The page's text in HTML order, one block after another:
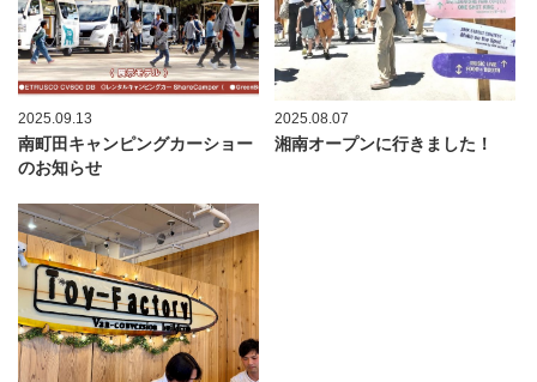
2025.09.13
南町田キャンピングカーショー
のお知らせ
2025.08.07
湘南オープンに行きました！